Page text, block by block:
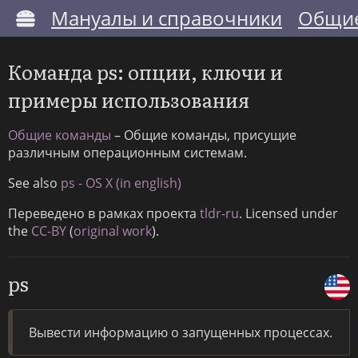
Мануалы и справочники
Команда ps: опции, ключи и
примеры использования
Общие команды – Общие команды, присущие
различным операционным системам.
See also ps - OS X (in english)
Переведено в рамках проекта tldr-ru. Licensed under
the CC-BY(original work).
ps
Вывести информацию о запущенных процессах.